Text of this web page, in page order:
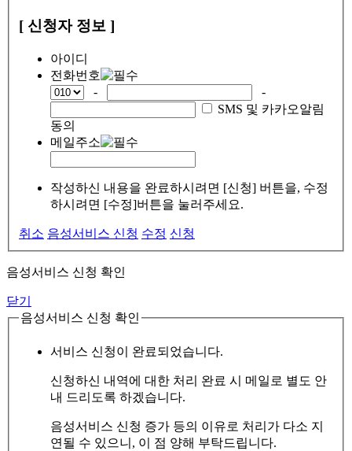
[ 신청자 정보 ]
아이디
전화번호
-
-
SMS 및 카카오알림
동의
메일주소
작성하신 내용을 완료하시려면 [신청] 버튼을, 수정
하시려면 [수정]버튼을 눌러주세요.
취소 음성서비스 신청 수정 신청
음성서비스 신청 확인
닫기
음성서비스 신청 확인
서비스 신청이 완료되었습니다.
신청하신 내역에 대한 처리 완료 시 메일로 별도 안
내 드리도록 하겠습니다.
음성서비스 신청 증가 등의 이유로 처리가 다소 지
연될 수 있으니, 이 점 양해 부탁드립니다.